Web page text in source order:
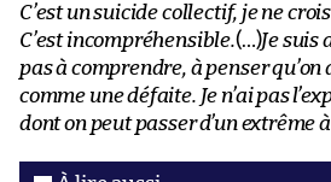
C’est un suicide collectif, je ne
C’est incompréhensible.(…)Je suis
pas à comprendre, à penser qu’on
comme une défaite. Je n’ai pas
dont on peut passer d’un extrême